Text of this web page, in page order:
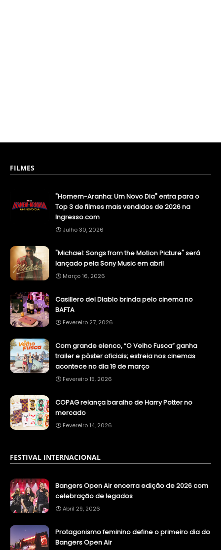
FILMES
"Homem-Aranha: Um Novo Dia" entra para o
Top 3 de filmes mais vendidos de 2026 na
Ingresso.com
Julho 30, 2026
"Michael: Songs from the Motion Picture" será
lançado pela Sony Music em abril
Março 16, 2026
Casillero del Diablo brinda pelo cinema no
BAFTA
Fevereiro 27, 2026
Com grande elenco, “O Velho Fusca” ganha
trailer e pôster oficiais; estreia nos cinemas
acontece no dia 19 de março
Fevereiro 15, 2026
COPAG relança baralho de Harry Potter no
mercado
Fevereiro 14, 2026
FESTIVAL INTERNACIONAL
Bangers Open Air encerra edição de 2026 com
celebração de legados
Abril 29, 2026
Protagonismo feminino define o primeiro dia do
Bangers Open Air